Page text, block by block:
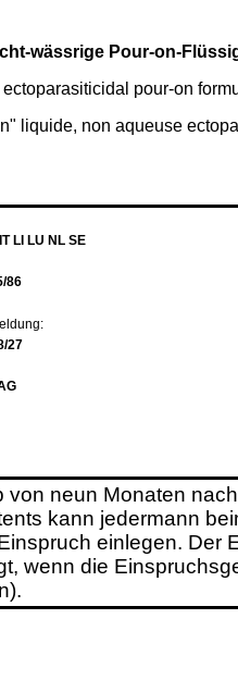
wässrige Pour-on-
pour-on
liquide, non aqueuse
LI LU NL SE
86
27
von neun Monaten
kann jedermann
einlegen. Der
wenn die